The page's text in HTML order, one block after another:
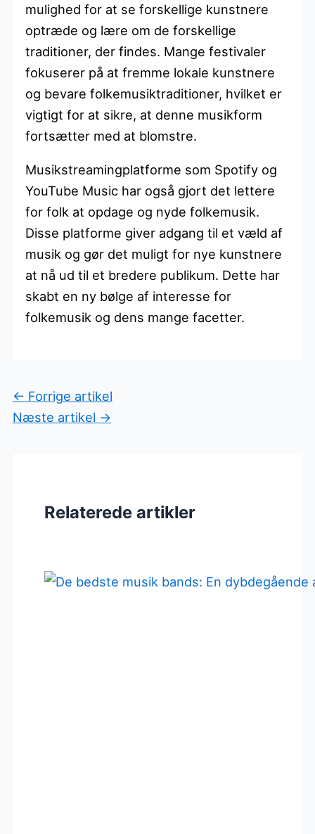
mulighed for at se forskellige kunstnere
optræde og lære om de forskellige
traditioner, der findes. Mange festivaler
fokuserer på at fremme lokale kunstnere
og bevare folkemusiktraditioner, hvilket er
vigtigt for at sikre, at denne musikform
fortsætter med at blomstre.
Musikstreamingplatforme som Spotify og
YouTube Music har også gjort det lettere
for folk at opdage og nyde folkemusik.
Disse platforme giver adgang til et væld af
musik og gør det muligt for nye kunstnere
at nå ud til et bredere publikum. Dette har
skabt en ny bølge af interesse for
folkemusik og dens mange facetter.
← Forrige artikel
Næste artikel →
Relaterede artikler